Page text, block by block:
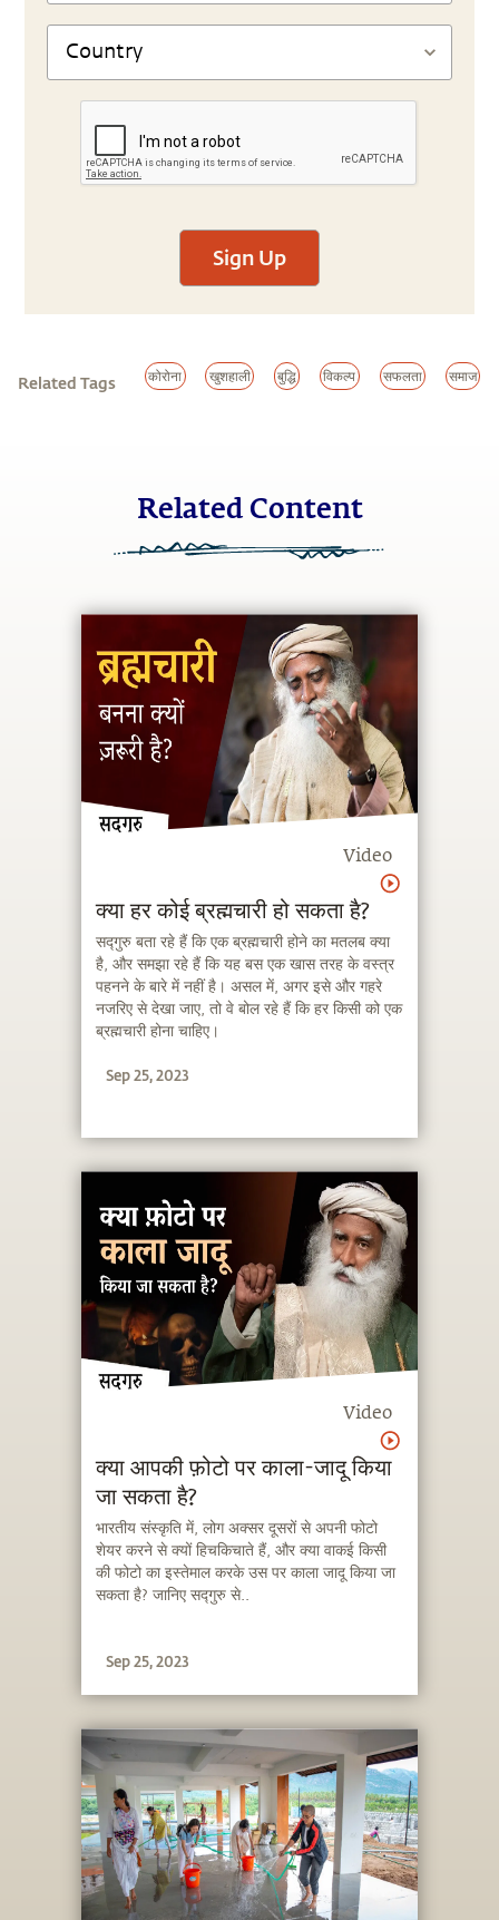
Sign Up
Related Tags कोरोना खुशहाली बुद्धि विकल्प सफलता समाज
Related Content
Video
क्या हर कोई ब्रह्मचारी हो सकता है?
सद्गुरु बता रहे हैं कि एक ब्रह्मचारी होने का मतलब क्या
है, और समझा रहे हैं कि यह बस एक खास तरह के वस्त्र
पहनने के बारे में नहीं है। असल में, अगर इसे और गहरे
नजरिए से देखा जाए, तो वे बोल रहे हैं कि हर किसी को एक
ब्रह्मचारी होना चाहिए।
Sep 25, 2023
Video
क्या आपकी फ़ोटो पर काला-जादू किया
जा सकता है?
भारतीय संस्कृति में, लोग अक्सर दूसरों से अपनी फोटो
शेयर करने से क्यों हिचकिचाते हैं, और क्या वाकई किसी
की फोटो का इस्तेमाल करके उस पर काला जादू किया जा
सकता है? जानिए सद्गुरु से..
Sep 25, 2023